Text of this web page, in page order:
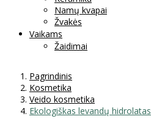
Namų kvapai
Žvakės
Vaikams
Žaidimai
Pagrindinis
Kosmetika
Veido kosmetika
Ekologiškas levandų hidrolatas